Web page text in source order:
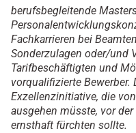
berufsbegleitende
Fachkarrieren bei
Sonderzulagen oder/und
Tarifbeschäftigten und
vorqualifizierte Bewerber.
Exzellenzinitiative, die
ausgehen müsste, vor
ernsthaft fürchten sollte.